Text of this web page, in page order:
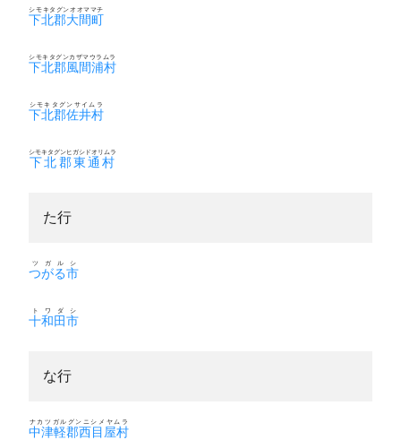
下北郡大間町
シモキタグンオオママチ
下北郡風間浦村
シモキタグンカザマウラムラ
下北郡佐井村
シモキタグンサイムラ
下北郡東通村
シモキタグンヒガシドオリムラ
た行
つがる市
ツガルシ
十和田市
トワダシ
な行
中津軽郡西目屋村
ナカツガルグンニシメヤムラ